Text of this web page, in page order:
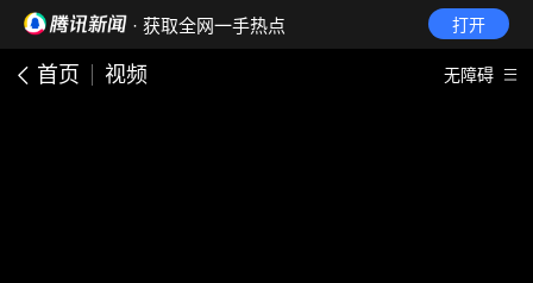
· 获取全网一手热点 打开
首页 视频 无障碍